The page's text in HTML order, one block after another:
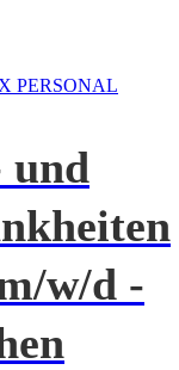
und
w/d -